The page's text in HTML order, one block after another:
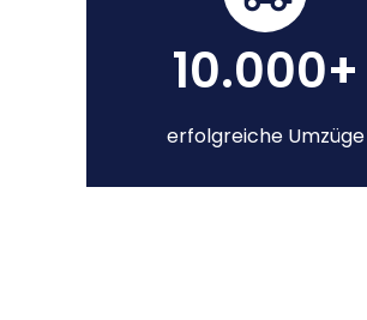
10.000+
erfolgreiche Umzüge